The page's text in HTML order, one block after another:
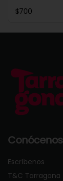
$700
Conócenos
Escríbenos
T&C Tarragona